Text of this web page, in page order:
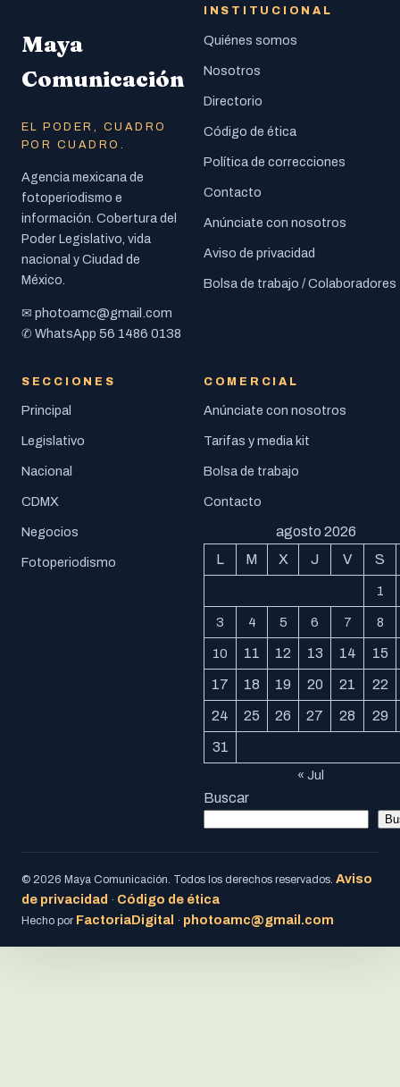
Maya
Comunicación
EL PODER, CUADRO
POR CUADRO.
Agencia mexicana de
fotoperiodismo e
información. Cobertura del
Poder Legislativo, vida
nacional y Ciudad de
México.
✉ photoamc@gmail.com
✆ WhatsApp 56 1486 0138
INSTITUCIONAL
Quiénes somos
Nosotros
Directorio
Código de ética
Política de correcciones
Contacto
Anúnciate con nosotros
Aviso de privacidad
Bolsa de trabajo / Colaboradores
SECCIONES
Principal
Legislativo
Nacional
CDMX
Negocios
Fotoperiodismo
COMERCIAL
Anúnciate con nosotros
Tarifas y media kit
Bolsa de trabajo
Contacto
agosto 2026
L
M X J V S
1
3 4 5 6 7 8
10 11 12 13 14 15
17 18 19 20 21 22
24 25 26 27 28 29
31
« Jul
Buscar
© 2026 Maya Comunicación. Todos los derechos reservados. Aviso
de privacidad · Código de ética
Hecho por FactoriaDigital · photoamc@gmail.com